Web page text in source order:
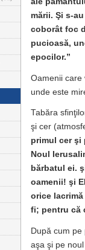
mării. Şi s-
coborât foc
pucioasă,
epocilor.”
Oamenii care
unde este
Tabăra
şi cer
primul cer şi
Noul
bărbatul ei.
oamenii! şi
orice
fi; pentru că
După cum
aşa şi pe